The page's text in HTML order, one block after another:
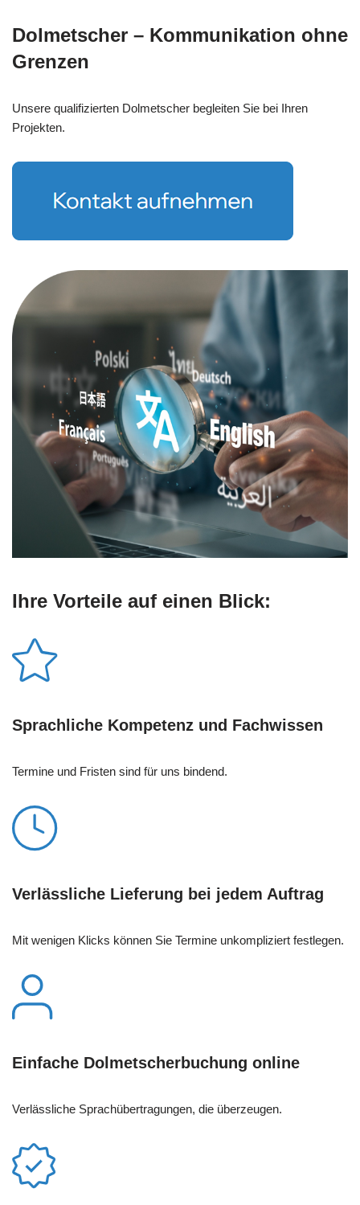
Dolmetscher – Kommunikation ohne
Grenzen
Unsere qualifizierten Dolmetscher begleiten Sie bei Ihren
Projekten.
Ihre Vorteile auf einen Blick:
Sprachliche Kompetenz und Fachwissen
Termine und Fristen sind für uns bindend.
Verlässliche Lieferung bei jedem Auftrag
Mit wenigen Klicks können Sie Termine unkompliziert festlegen.
Einfache Dolmetscherbuchung online
Verlässliche Sprachübertragungen, die überzeugen.